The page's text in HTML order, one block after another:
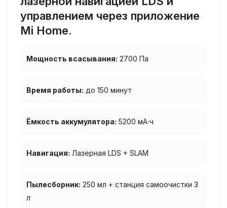
управлением через приложение
Mi Home.
Мощность всасывания: 2700 Па
Время работы: до 150 минут
Ёмкость аккумулятора: 5200 мА⋅ч
Навигация: Лазерная LDS + SLAM
Пылесборник: 250 мл + станция самоочистки 3
л